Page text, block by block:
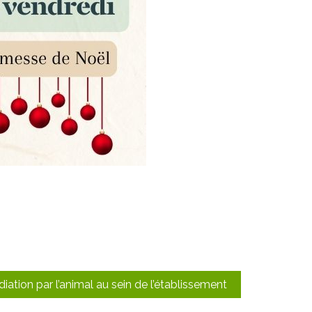
par l’animal au sein de l’établissement